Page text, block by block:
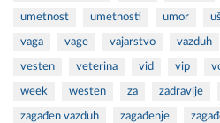
umetnost umetnosti umor
vaga vage vajarstvo vazduh
vesten veterina vid vip
week westen za zadravlje
zagađen vazduh zagađenje